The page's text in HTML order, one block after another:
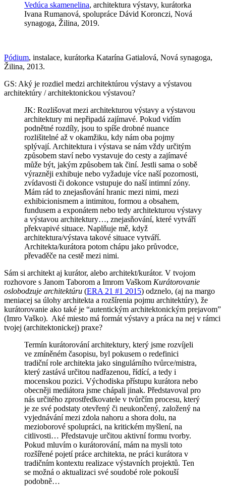
Vedúca skamenelina, architektura výstavy, kurátorka
Ivana Rumanová, spolupráce Dávid Koronczi, Nová
synagoga, Žilina, 2019.
Pódium, instalace, kurátorka Katarína Gatialová, Nová synagoga,
Žilina, 2013.
GS: Aký je rozdiel medzi architektúrou výstavy a výstavou
architektúry / architektonickou výstavou?
JK: Rozlišovat mezi architekturou výstavy a výstavou
architektury mi nepřipadá zajímavé. Pokud vidím
podnětné rozdíly, jsou to spíše drobné nuance
rozlišitelné až v okamžiku, kdy nám oba pojmy
splývají. Architektura i výstava se nám vždy určitým
způsobem staví nebo vystavuje do cesty a zajímavé
může být, jakým způsobem tak činí. Jestli sama o sobě
výrazněji exhibuje nebo vyžaduje více naší pozornosti,
zvídavosti či dokonce vstupuje do naší intimní zóny.
Mám rád to znejasňování hranic mezi nimi, mezi
exhibicionismem a intimitou, formou a obsahem,
fundusem a exponátem nebo tedy architekturou výstavy
a výstavou architektury…, znejasňování, které vytváří
překvapivé situace. Naplňuje mě, když
architektura/výstava takové situace vytváří.
Architekta/kurátora potom chápu jako průvodce,
převaděče na cestě mezi nimi.
Sám si architekt aj kurátor, alebo architekt/kurátor. V tvojom
rozhovore s Janom Taborom a Imrom Vaškom Kurátorovanie
oslobodzuje architektúru (ERA 21 #1 2015) odznelo, (aj na margo
meniacej sa úlohy architekta a rozšírenia pojmu architektúry), že
kurátorovanie ako také je “autentickým architektonickým prejavom”
(Imro Vaško). Aké miesto má formát výstavy a práca na nej v rámci
tvojej (architektonickej) praxe?
Termín kurátorování architektury, který jsme rozvíjeli
ve zmíněném časopisu, byl pokusem o redefinici
tradiční role architekta jako singulárního tvůrce/mistra,
který zastává určitou nadřazenou, řídící, a tedy i
mocenskou pozici. Východiska přístupu kurátora nebo
obecněji mediátora jsme chápali jinak. Představoval pro
nás určitého zprostředkovatele v tvůrčím procesu, který
je ze své podstaty otevřený či neukončený, založený na
vyjednávání mezi zdola nahoru a shora dolu, na
mezioborové spolupráci, na kritickém myšlení, na
citlivosti… Představuje určitou aktivní formu tvorby.
Pokud mluvím o kurátorování, mám na mysli toto
rozšířené pojetí práce architekta, ne práci kurátora v
tradičním kontextu realizace výstavních projektů. Ten
se možná o aktualizaci své soudobé role pokouší
podobně…